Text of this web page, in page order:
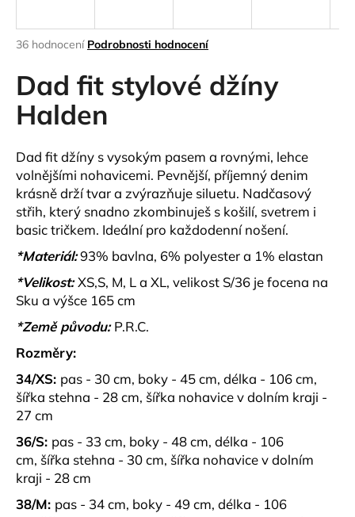
Průměrné
produktu
je
4,6
hvězdiček.
36 hodnocení Podrobnosti hodnocení
Dad fit stylové džíny
Halden
Dad fit džíny s vysokým pasem a rovnými, lehce
volnějšími nohavicemi. Pevnější, příjemný denim
krásně drží tvar a zvýrazňuje siluetu. Nadčasový
střih, který snadno zkombinuješ s košilí, svetrem i
basic tričkem. Ideální pro každodenní nošení.
*Materiál:93% bavlna, 6% polyester a 1% elastan
*Velikost: XS,S, M, L a XL, velikost S/36 je focena na
Sku a výšce 165 cm
*Země původu: P.R.C.
Rozměry:
34/XS: pas - 30 cm, boky - 45 cm, délka - 106 cm,
šířka stehna - 28 cm, šířka nohavice v dolním kraji -
27 cm
36/S: pas - 33 cm, boky - 48 cm, délka - 106
cm, šířka stehna - 30 cm, šířka nohavice v dolním
kraji - 28 cm
38/M: pas - 34 cm, boky - 49 cm, délka - 106
j
t
?
HLEDAT
D
p
o
r
č
u
j
e
e
KOMPLET